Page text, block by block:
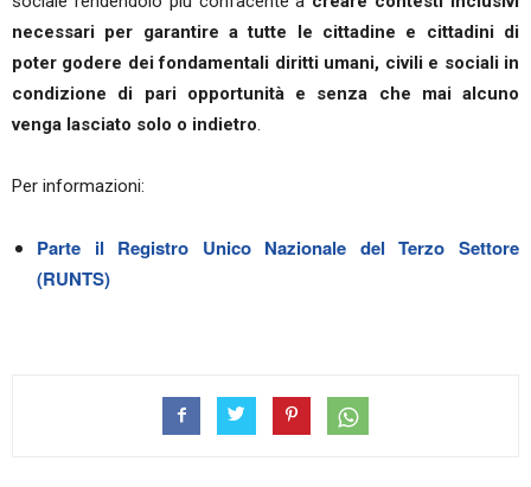
necessari per garantire a tutte le cittadine e cittadini di
poter godere dei fondamentali diritti umani, civili e sociali in
condizione di pari opportunità e senza che mai alcuno
venga lasciato solo o indietro.
Per informazioni:
Parte il Registro Unico Nazionale del Terzo Settore
(RUNTS)